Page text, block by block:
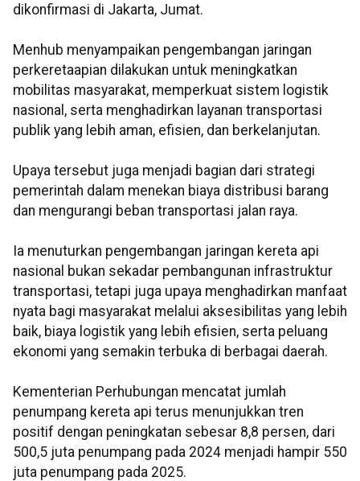
dikonfirmasi di Jakarta, Jumat.
Menhub menyampaikan pengembangan jaringan
perkeretaapian dilakukan untuk meningkatkan
mobilitas masyarakat, memperkuat sistem logistik
nasional, serta menghadirkan layanan transportasi
publik yang lebih aman, efisien, dan berkelanjutan.
Upaya tersebut juga menjadi bagian dari strategi
pemerintah dalam menekan biaya distribusi barang
dan mengurangi beban transportasi jalan raya.
Ia menuturkan pengembangan jaringan kereta api
nasional bukan sekadar pembangunan infrastruktur
transportasi, tetapi juga upaya menghadirkan manfaat
nyata bagi masyarakat melalui aksesibilitas yang lebih
baik, biaya logistik yang lebih efisien, serta peluang
ekonomi yang semakin terbuka di berbagai daerah.
Kementerian Perhubungan mencatat jumlah
penumpang kereta api terus menunjukkan tren
positif dengan peningkatan sebesar 8,8 persen, dari
500,5 juta penumpang pada 2024 menjadi hampir 550
juta penumpang pada 2025.